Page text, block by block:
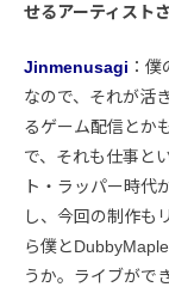
せるアーティスト
Jinmenusagi ：
なので、それが活
るゲーム配信とか
で、それも仕事と
ト・ラッパー時代
し、今回の制作も
ら僕と
うか。ライブがで